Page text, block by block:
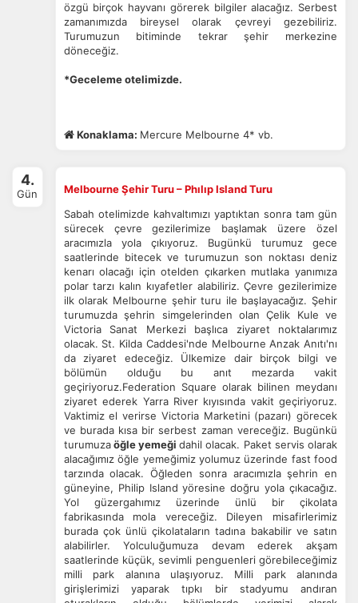
özgü birçok hayvanı görerek bilgiler alacağız. Serbest
zamanımızda bireysel olarak çevreyi gezebiliriz.
Turumuzun bitiminde tekrar şehir merkezine
döneceğiz.
*Geceleme otelimizde.
Konaklama: Mercure Melbourne 4* vb.
4.
Gün
Melbourne Şehir Turu – Phılıp Island Turu
Sabah otelimizde kahvaltımızı yaptıktan sonra tam gün
sürecek çevre gezilerimize başlamak üzere özel
aracımızla yola çıkıyoruz. Bugünkü turumuz gece
saatlerinde bitecek ve turumuzun son noktası deniz
kenarı olacağı için otelden çıkarken mutlaka yanımıza
polar tarzı kalın kıyafetler alabiliriz. Çevre gezilerimize
ilk olarak Melbourne şehir turu ile başlayacağız. Şehir
turumuzda şehrin simgelerinden olan Çelik Kule ve
Victoria Sanat Merkezi başlıca ziyaret noktalarımız
olacak. St. Kilda Caddesi'nde Melbourne Anzak Anıtı'nı
da ziyaret edeceğiz. Ülkemize dair birçok bilgi ve
bölümün olduğu bu anıt mezarda vakit
geçiriyoruz.Federation Square olarak bilinen meydanı
ziyaret ederek Yarra River kıyısında vakit geçiriyoruz.
Vaktimiz el verirse Victoria Marketini (pazarı) görecek
ve burada kısa bir serbest zaman vereceğiz. Bugünkü
turumuzaöğle yemeğidahil olacak. Paket servis olarak
alacağımız öğle yemeğimiz yolumuz üzerinde fast food
tarzında olacak. Öğleden sonra aracımızla şehrin en
güneyine, Philip Island yöresine doğru yola çıkacağız.
Yol güzergahımız üzerinde ünlü bir çikolata
fabrikasında mola vereceğiz. Dileyen misafirlerimiz
burada çok ünlü çikolataların tadına bakabilir ve satın
alabilirler. Yolculuğumuza devam ederek akşam
saatlerinde küçük, sevimli penguenleri görebileceğimiz
milli park alanına ulaşıyoruz. Milli park alanında
girişlerimizi yaparak tıpkı bir stadyumu andıran